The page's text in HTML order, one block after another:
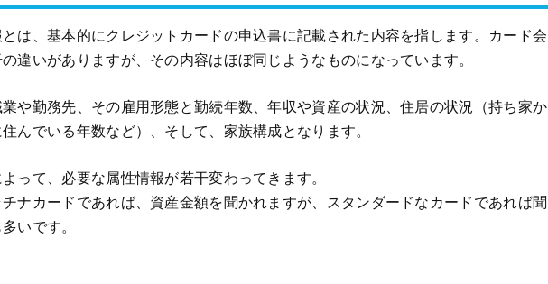
は、基本的にクレジットカードの申込書に記載された内容を指します。カード会
違いがありますが、その内容はほぼ同じようなものになっています。
や勤務先、その雇用形態と勤続年数、年収や資産の状況、住居の状況（持ち家か
んでいる年数など）、そして、家族構成となります。
って、必要な属性情報が若干変わってきます。
ナカードであれば、資産金額を聞かれますが、スタンダードなカードであれば聞
いです。